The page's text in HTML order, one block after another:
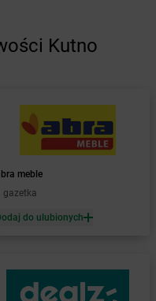
Kutno
meble
gazetka
do ulubionych